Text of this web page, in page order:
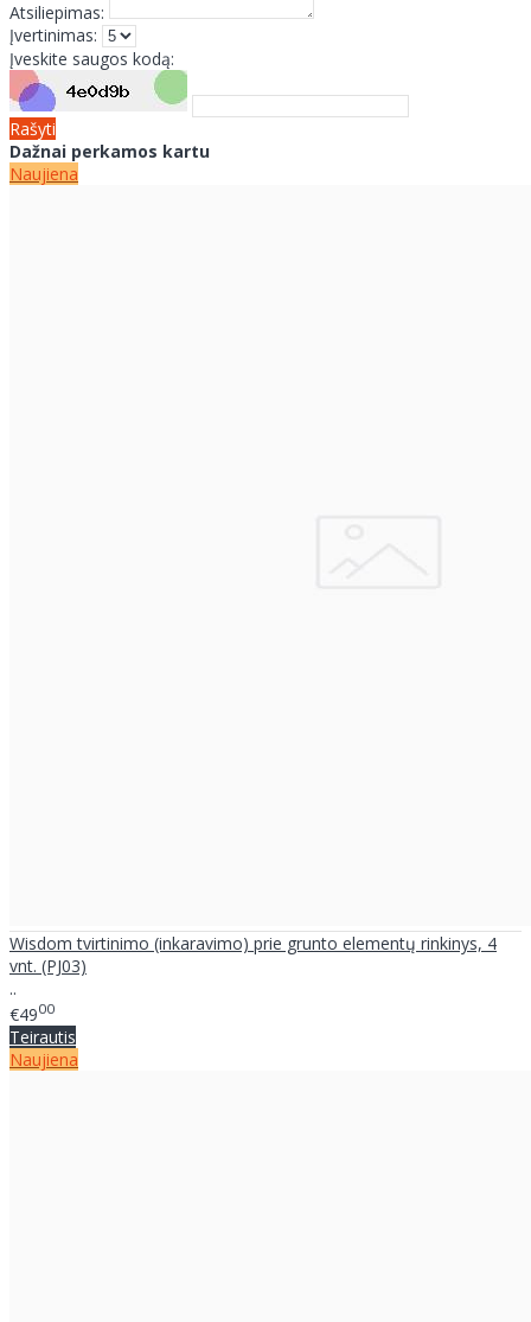
Atsiliepimas:
Įvertinimas:
Įveskite saugos kodą:
Rašyti
Dažnai perkamos kartu
Naujiena
Wisdom tvirtinimo (inkaravimo) prie grunto elementų rinkinys, 4
vnt. (PJ03)
..
€4900
Teirautis
Naujiena